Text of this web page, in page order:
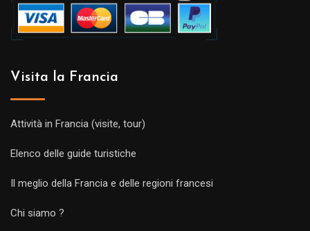
Visita la Francia
Attività in Francia (visite, tour)
Elenco delle guide turistiche
Il meglio della Francia e delle regioni francesi
Chi siamo ?